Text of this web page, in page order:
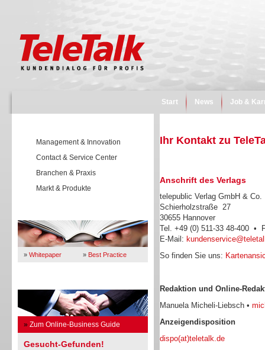
Start News Job &
Management & Innovation
Contact & Service Center
Branchen & Praxis
Markt & Produkte
» Whitepaper » Best Practice
» Zum Online-Business Guide
Gesucht-Gefunden!
Ihr Kontakt zu
Anschrift des Verlags
telepublic Verlag GmbH & Co.
Schierholzstraße 27
30655 Hannover
Tel. +49 (0) 511-33 48-400 •
E-Mail:
So finden Sie uns:
Redaktion und Online-
Manuela Micheli-Liebsch •
Anzeigendisposition
dispo(at)teletalk.de